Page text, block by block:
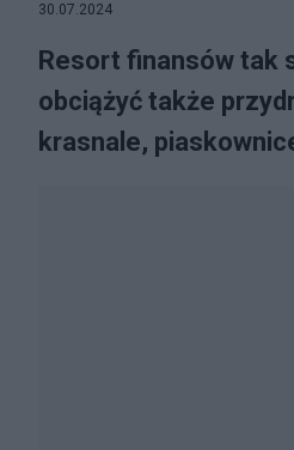
30.07.2024
Resort finansów tak
obciążyć także
krasnale,